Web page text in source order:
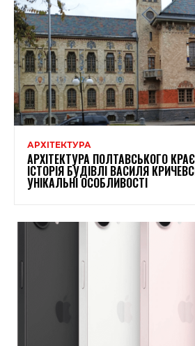
АРХІТЕКТУРА
АРХІТЕКТУРА ПОЛТАВСЬКОГО
ІСТОРІЯ БУДІВЛІ ВАСИЛЯ
УНІКАЛЬНІ ОСОБЛИВОСТІ